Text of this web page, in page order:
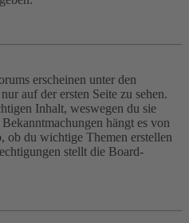
erscheinen unter den
auf der ersten Seite zu sehen.
Inhalt, weswegen du sie
hängt es von
ob du wichtige Themen erstellen
stellt die Board-